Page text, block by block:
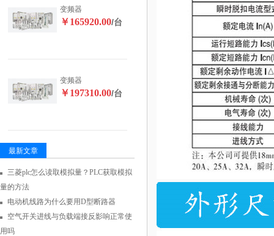
变频器
￥165920.00/台
变频器
￥197310.00/台
最新文章
三菱plc怎么读取模拟量？PLC获取模拟
量的方法
电动机线路为什么要用D型断路器
空气开关进线与负载端接反影响正常使
用吗